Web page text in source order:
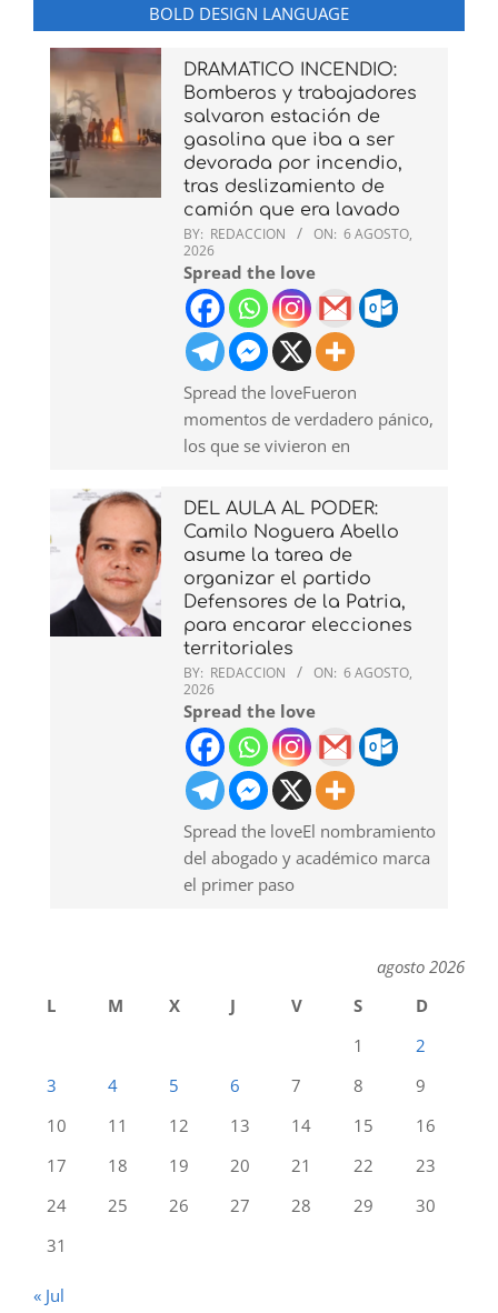
BOLD DESIGN LANGUAGE
DRAMATICO INCENDIO:
Bomberos y trabajadores
salvaron estación de
gasolina que iba a ser
devorada por incendio,
tras deslizamiento de
camión que era lavado
BY: REDACCION ON: 6 AGOSTO,
2026
Spread the love
Spread the loveFueron
momentos de verdadero pánico,
los que se vivieron en
DEL AULA AL PODER:
Camilo Noguera Abello
asume la tarea de
organizar el partido
Defensores de la Patria,
para encarar elecciones
territoriales
BY: REDACCION ON: 6 AGOSTO,
2026
Spread the love
Spread the loveEl nombramiento
del abogado y académico marca
el primer paso
agosto 2026
L
M X J V S
D
1
2
3
4 5 6 7 8
9
10
11 12 13 14 15
16
17
18 19 20 21 22
23
24
25 26 27 28 29
30
31
« Jul